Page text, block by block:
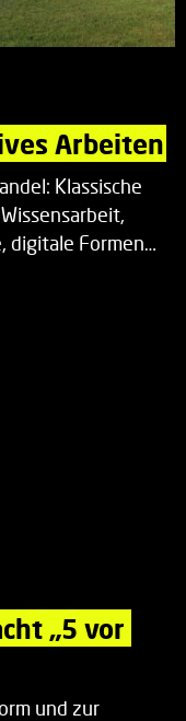
Arbeiten
Klassische
digitale Formen…
„5 vor
und zur